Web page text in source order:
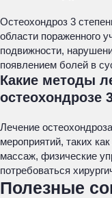
Остеохондроз 3
области пораженного
подвижности,
появлением болей в
Какие методы
остеохондрозе
Лечение
мероприятий, таких
массаж, физические
потребоваться
Полезные